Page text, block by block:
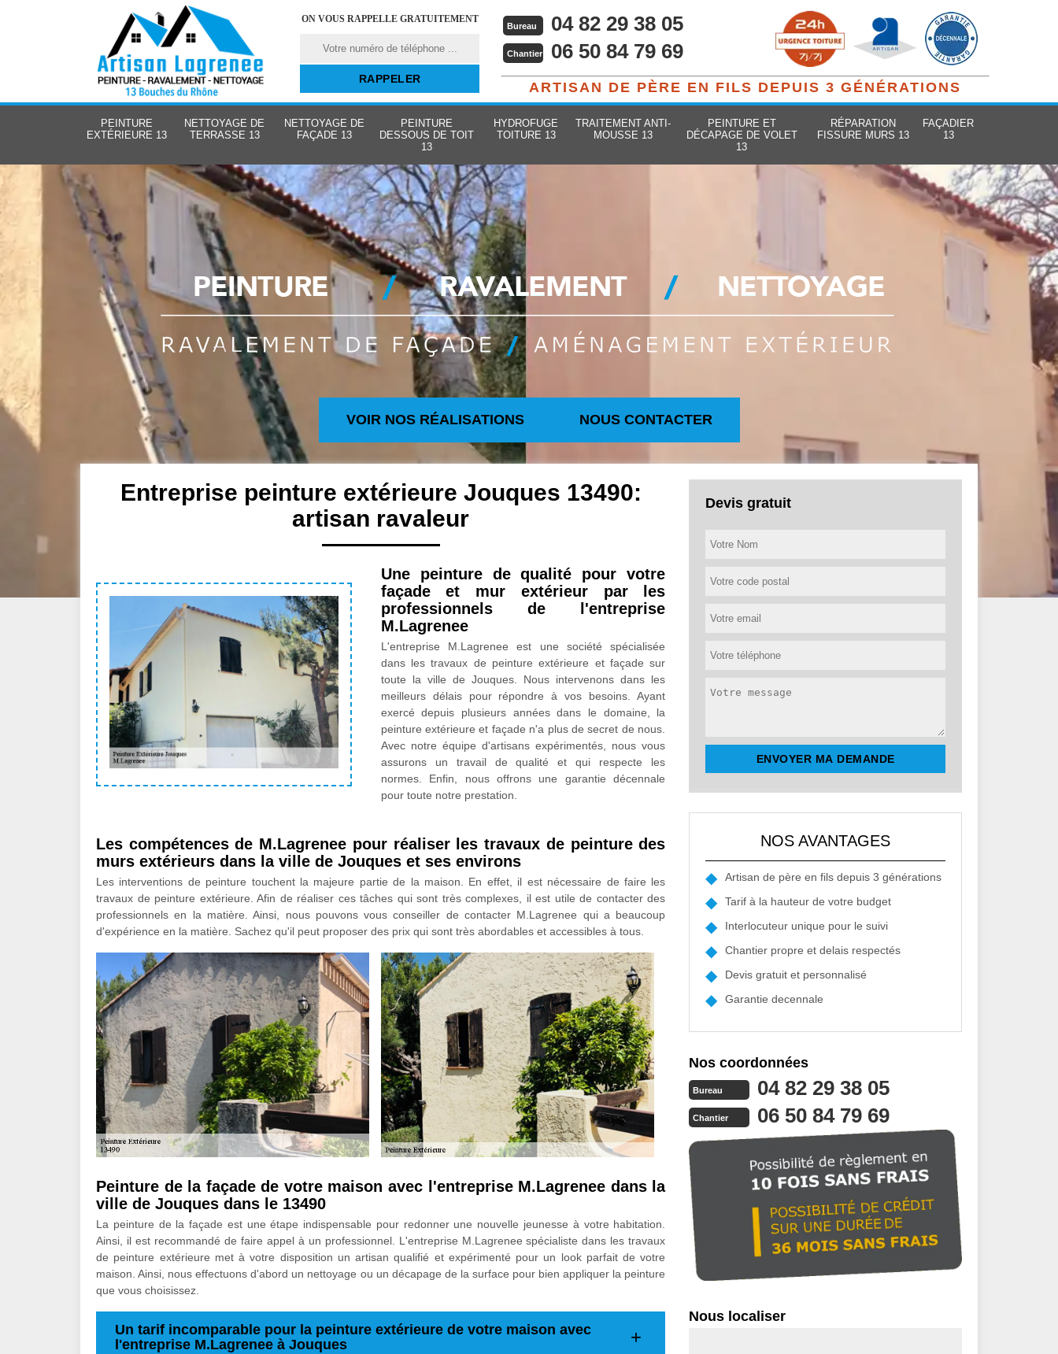
ON VOUS RAPPELLE GRATUITEMENT
Bureau 04 82 29 38 05
Chantier 06 50 84 79 69
ARTISAN DE PÈRE EN FILS DEPUIS 3 GÉNÉRATIONS
PEINTURE
EXTÉRIEURE 13
NETTOYAGE DE
TERRASSE 13
NETTOYAGE DE
FAÇADE 13
PEINTURE
DESSOUS DE TOIT
13
HYDROFUGE
TOITURE 13
TRAITEMENT ANTI-
MOUSSE 13
PEINTURE ET
DÉCAPAGE DE VOLET
13
RÉPARATION
FISSURE MURS 13
FAÇADIER
13
VOIR NOS RÉALISATIONS NOUS CONTACTER
Entreprise peinture extérieure Jouques 13490:
artisan ravaleur
Une peinture de qualité pour votre
façade et mur extérieur par les
professionnels de l'entreprise
M.Lagrenee
L'entreprise M.Lagrenee est une société spécialisée
dans les travaux de peinture extérieure et façade sur
toute la ville de Jouques. Nous intervenons dans les
meilleurs délais pour répondre à vos besoins. Ayant
exercé depuis plusieurs années dans le domaine, la
peinture extérieure et façade n'a plus de secret de nous.
Avec notre équipe d'artisans expérimentés, nous vous
assurons un travail de qualité et qui respecte les
normes. Enfin, nous offrons une garantie décennale
pour toute notre prestation.
Les compétences de M.Lagrenee pour réaliser les travaux de peinture des
murs extérieurs dans la ville de Jouques et ses environs
Les interventions de peinture touchent la majeure partie de la maison. En effet, il est nécessaire de faire les
travaux de peinture extérieure. Afin de réaliser ces tâches qui sont très complexes, il est utile de contacter des
professionnels en la matière. Ainsi, nous pouvons vous conseiller de contacter M.Lagrenee qui a beaucoup
d'expérience en la matière. Sachez qu'il peut proposer des prix qui sont très abordables et accessibles à tous.
Peinture de la façade de votre maison avec l'entreprise M.Lagrenee dans la
ville de Jouques dans le 13490
La peinture de la façade est une étape indispensable pour redonner une nouvelle jeunesse à votre habitation.
Ainsi, il est recommandé de faire appel à un professionnel. L'entreprise M.Lagrenee spécialiste dans les travaux
de peinture extérieure met à votre disposition un artisan qualifié et expérimenté pour un look parfait de votre
maison. Ainsi, nous effectuons d'abord un nettoyage ou un décapage de la surface pour bien appliquer la peinture
que vous choisissez.
Un tarif incomparable pour la peinture extérieure de votre maison avec
l'entreprise M.Lagrenee à Jouques
Devis gratuit
NOS AVANTAGES
Artisan de père en fils depuis 3 générations
Tarif à la hauteur de votre budget
Interlocuteur unique pour le suivi
Chantier propre et delais respectés
Devis gratuit et personnalisé
Garantie decennale
Nos coordonnées
Bureau 04 82 29 38 05
Chantier 06 50 84 79 69
Nous localiser